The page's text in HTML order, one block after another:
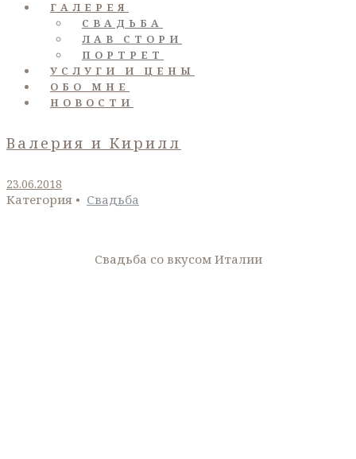
ГАЛЕРЕЯ
СВАДЬБА
ЛАВ СТОРИ
ПОРТРЕТ
УСЛУГИ И ЦЕНЫ
ОБО МНЕ
НОВОСТИ
Валерия и Кирилл
23.06.2018
Категория • Свадьба
Свадьба со вкусом Италии